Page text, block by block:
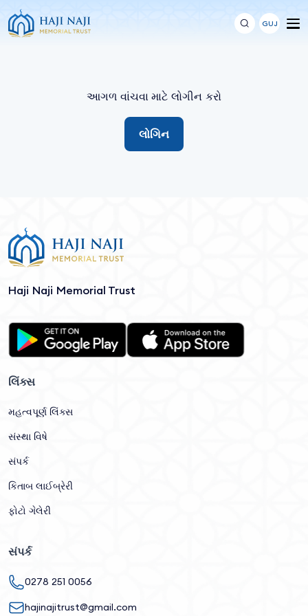
GUJ
આગળ વાંચવા માટે લોગીન કરો
લોગિન
Haji Naji Memorial Trust
લિંક્સ
મહત્વપૂર્ણ લિંક્સ
સંસ્થા વિષે
સંપર્ક
કિતાબ લાઈબ્રેરી
ફોટો ગેલેરી
સંપર્ક
0278 251 0056
hajinajitrust@gmail.com